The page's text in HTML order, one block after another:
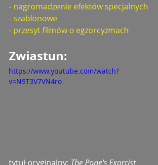
- nagromadzenie efektów specjalnych
- szablonowe
- przesyt filmów o egzorcyzmach
Zwiastun:
https://www.youtube.com/watch?
v=N9T3V7VN4ro
tytuł oryginalny: The Pope's Exorcist